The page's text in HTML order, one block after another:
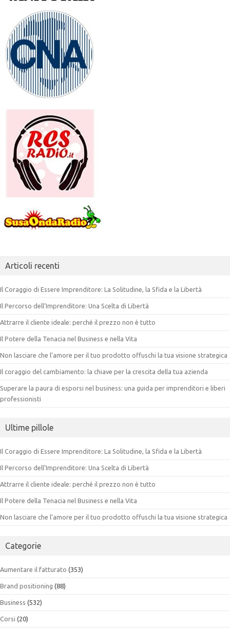
Articoli recenti
Il Coraggio di Essere Imprenditore: La Solitudine, la Sfida e la Libertà
Il Percorso dell’Imprenditore: Una Scelta di Libertà
Attrarre il cliente ideale: perché il prezzo non è tutto
Il Potere della Tenacia nel Business e nella Vita
Non lasciare che l’amore per il tuo prodotto offuschi la tua visione strategica
Il coraggio del cambiamento: la chiave per la crescita della tua azienda
Superare la paura di esporsi nel business: una guida per imprenditori e liberi
professionisti
Ultime pillole
Il Coraggio di Essere Imprenditore: La Solitudine, la Sfida e la Libertà
Il Percorso dell’Imprenditore: Una Scelta di Libertà
Attrarre il cliente ideale: perché il prezzo non è tutto
Il Potere della Tenacia nel Business e nella Vita
Non lasciare che l’amore per il tuo prodotto offuschi la tua visione strategica
Categorie
Aumentare il fatturato (353)
Brand positioning (88)
Business (532)
Corsi (20)